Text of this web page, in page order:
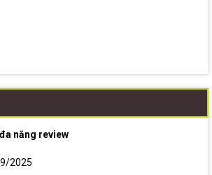
năng review
2025